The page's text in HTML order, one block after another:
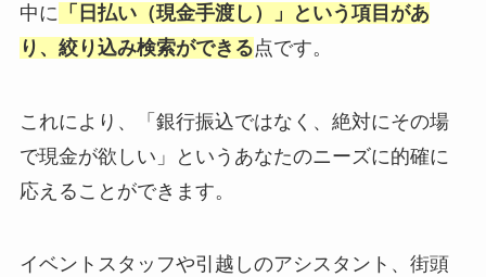
中に 「日払い（現金手渡し）」という項目があ
り、絞り込み検索ができる点です。
これにより、「銀行振込ではなく、絶対にその場
で現金が欲しい」というあなたのニーズに的確に
応えることができます。
イベントスタッフや引越しのアシスタント、街頭